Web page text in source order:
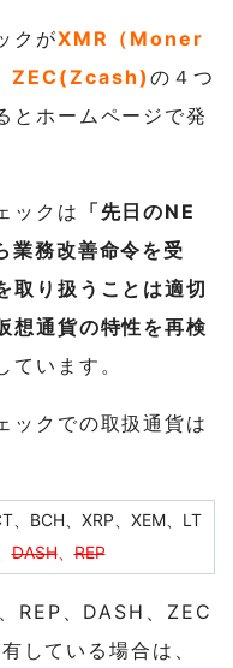
クがXMR（Moner
ZEC(Zcash) の４つ
とホームページで発
ックは 「先日のNE
業務改善命令を受
取り扱うことは適切
想通貨の特性を再検
ています。
ックでの取扱通貨は
、BCH、XRP、XEM、LT
DASH、REP
REP、DASH、ZEC
している場合は、